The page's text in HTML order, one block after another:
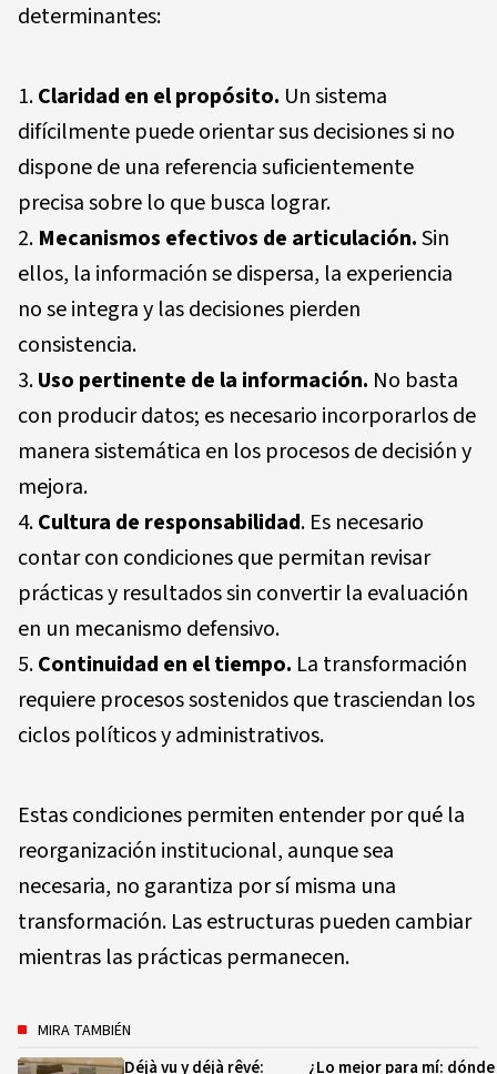
determinantes:
Claridad en el propósito. Un sistema
difícilmente puede orientar sus decisiones si no
dispone de una referencia suficientemente
precisa sobre lo que busca lograr.
Mecanismos efectivos de articulación.Sin
ellos, la información se dispersa, la experiencia
no se integra y las decisiones pierden
consistencia.
Uso pertinente de la información. No basta
con producir datos; es necesario incorporarlos de
manera sistemática en los procesos de decisión y
mejora.
Cultura de responsabilidad. Es necesario
contar con condiciones que permitan revisar
prácticas y resultados sin convertir la evaluación
en un mecanismo defensivo.
Continuidad en el tiempo. La transformación
requiere procesos sostenidos que trasciendan los
ciclos políticos y administrativos.
Estas condiciones permiten entender por qué la
reorganización institucional, aunque sea
necesaria, no garantiza por sí misma una
transformación. Las estructuras pueden cambiar
mientras las prácticas permanecen.
MIRA TAMBIÉN
Déjà vu y déjà rêvé:
¿Lo mejor para mí: